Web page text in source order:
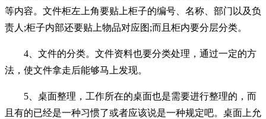
等内容。文件柜左上角要贴上柜子的编号、名称、部门以及负
责人;柜子内部还要贴上物品对应图;而且柜内要分层分类。
4、文件的分类。文件资料也要分类处理，通过一定的方
法，使文件拿走后能够马上发现。
5、桌面整理，工作所在的桌面也是需要进行整理的，而
且有的已经是一种习惯了或者应该说是一种规定吧。桌面上允